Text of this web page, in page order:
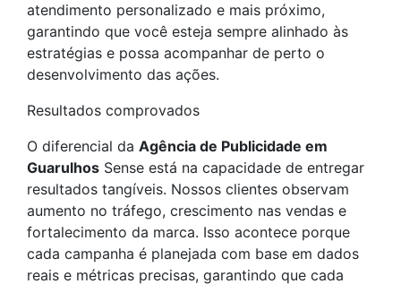
atendimento personalizado e mais próximo,
garantindo que você esteja sempre alinhado às
estratégias e possa acompanhar de perto o
desenvolvimento das ações.
Resultados comprovados
O diferencial da Agência de Publicidade em
Guarulhos Sense está na capacidade de entregar
resultados tangíveis. Nossos clientes observam
aumento no tráfego, crescimento nas vendas e
fortalecimento da marca. Isso acontece porque
cada campanha é planejada com base em dados
reais e métricas precisas, garantindo que cada